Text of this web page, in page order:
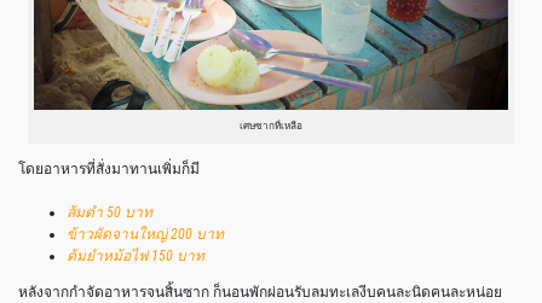
เศษซากที่เหลือ
โดยอาหารที่สั่งมาทานเพิ่มก็มี
ส้มตำ 50 บาท
ข้าวผัดจานใหญ่ 200 บาท
ต้มยำหม้อไฟ 150 บาท
หลังจากกำจัดอาหารจนสิ้นซาก ก็นอนพักผ่อนรับลมทะเลงีบคนละนิดคนละหน่อย